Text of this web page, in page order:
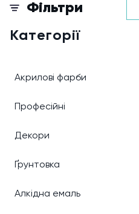
Фільтри
Категорії
Акрилові фарби
Професійні
Декори
Ґрунтовка
Алкідна емаль